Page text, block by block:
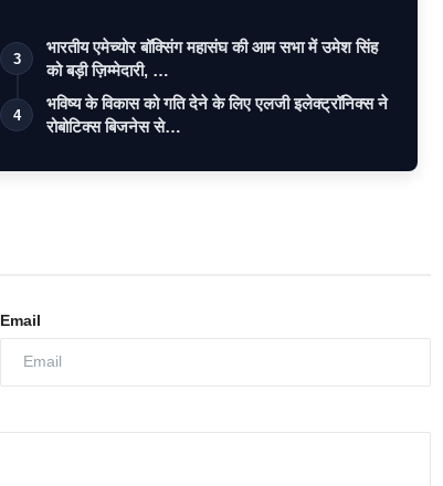
3
भारतीय एमेच्योर बॉक्सिंग महासंघ की आम सभा में उमेश सिंह
को बड़ी ज़िम्मेदारी, …
4
भविष्य के विकास को गति देने के लिए एलजी इलेक्ट्रॉनिक्स ने
रोबोटिक्स बिजनेस से…
Email